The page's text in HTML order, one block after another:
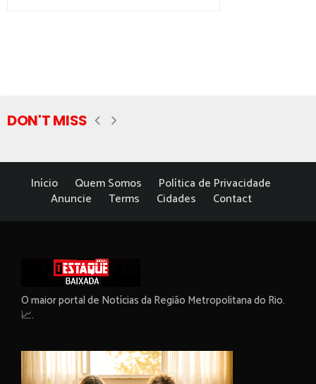
DON'T MISS
Início Quem Somos
Política de Privacidade
Anuncie
Terms Cidades Contact
O maior portal de Notícias da Região Metropolitana do Rio.
📈.